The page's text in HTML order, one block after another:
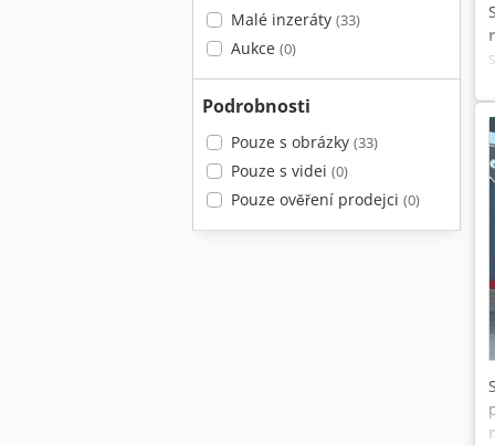
Malé inzeráty (33)
Aukce (0)
Podrobnosti
Pouze s obrázky (33)
Pouze s videi (0)
Pouze ověření prodejci (0)